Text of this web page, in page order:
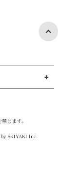
じます。
by SKIYAKI Inc.